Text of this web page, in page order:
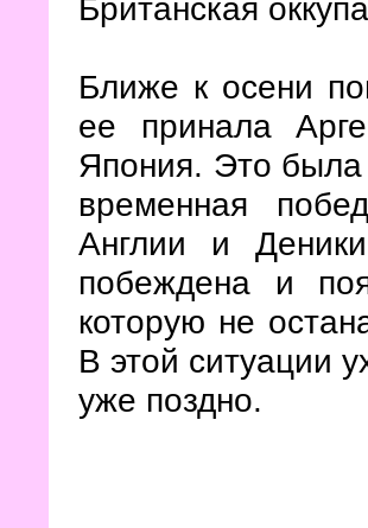
Британская
Ближе к осени
ее принала
Япония. Это была
временная
Англии и
побеждена и
которую не
В этой ситуации
уже поздно.